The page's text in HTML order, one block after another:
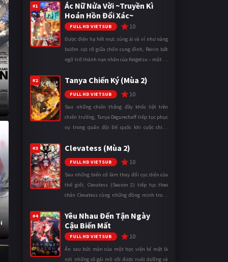
#1
Ác Nữ Nửa Vời ~Truyền Kì
Hoán Hồn Đổi Xác~
FULL HD VIETSUB 10
Được điện hạ hết mực sủng ái và ví như nàng
bướm rực rỡ giữa chốn cung đình, Reirin bất
ngờ trở thành nạn nhân của Keigetsu – một kẻ
thuật để hoán đổi th ...
#2 Tanya Chiến Ký (Mùa 2)
FULL HD VIETSUB 10
Sau những chiến thắng đầy khốc liệt trên
chiến trường, Tanya Degurechaff tiếp tục phục
vụ trong quân đội Đế quốc khi cuộc chiến
mặt trận. Dù sở hữu tài năn ...
#3 Clevatess (Mùa 2)
FULL HD VIETSUB 10
Sau những biến cố làm thay đổi cục diện của
thế giới, Clevatess (Season 2) tiếp tục theo
chân Clevatess cùng những đồng minh trong
loại đến bờ vực diệ ...
#4
Yêu Nhau Đến Tận Ngày
Cậu Biến Mất
FULL HD VIETSUB 10
Ẩn sau bức màn của một học viện bí mật là
nơi những cô gái mồ côi được nuôi dưỡng và